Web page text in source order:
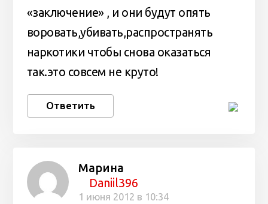
«заключение» , и они будут опять
воровать,убивать,распространять
наркотики чтобы снова оказаться
так.это совсем не круто!
Ответить
Марина
Daniil396
1 июня 2012 в 10:34